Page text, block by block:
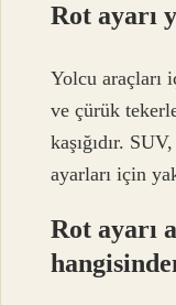
Rot ayarı
Yolcu araçları
ve çürük
kaşığıdır.
ayarları için
Rot ayarı